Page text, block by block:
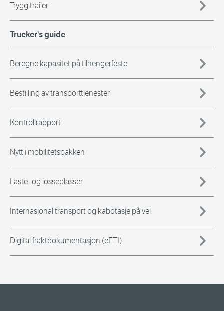
Trygg trailer
Trucker's guide
Beregne kapasitet på tilhengerfeste
Bestilling av transporttjenester
Kontrollrapport
Nytt i mobilitetspakken
Laste- og losseplasser
Internasjonal transport og kabotasje på vei
Digital fraktdokumentasjon (eFTI)